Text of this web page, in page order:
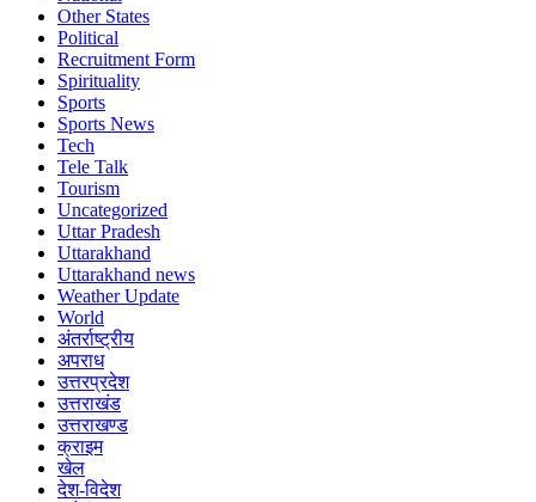
Other States
Political
Recruitment Form
Spirituality
Sports
Sports News
Tech
Tele Talk
Tourism
Uncategorized
Uttar Pradesh
Uttarakhand
Uttarakhand news
Weather Update
World
अंतर्राष्ट्रीय
अपराध
उत्तरप्रदेश
उत्तराखंड
उत्तराखण्ड
क्राइम
खेल
देश-विदेश